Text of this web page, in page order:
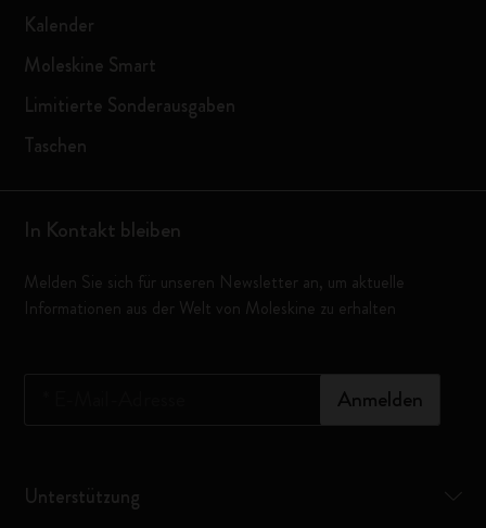
Kalender
Moleskine Smart
Limitierte Sonderausgaben
Taschen
In Kontakt bleiben
Melden Sie sich für unseren Newsletter an, um aktuelle
Informationen aus der Welt von Moleskine zu erhalten
Anmelden
Unterstützung